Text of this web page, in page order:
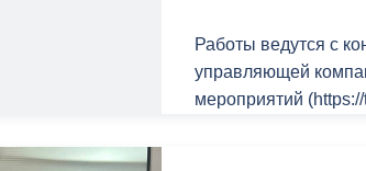
Работы ведутся с
управляющей
мероприятий